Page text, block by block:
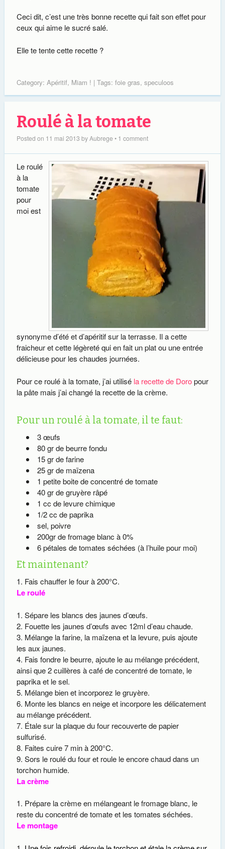
Ceci dit, c’est une très bonne recette qui fait son effet pour
ceux qui aime le sucré salé.
Elle te tente cette recette ?
Category: Apéritif, Miam ! | Tags: foie gras, speculoos
Roulé à la tomate
Posted on 11 mai 2013 byAubrege • 1 comment
Le roulé
à la
tomate
pour
moi est
synonyme d’été et d’apéritif sur la terrasse. Il a cette
fraicheur et cette légèreté qui en fait un plat ou une entrée
délicieuse pour les chaudes journées.
Pour ce roulé à la tomate, j’ai utilisé la recette de Doropour
la pâte mais j’ai changé la recette de la crème.
Pour un roulé à la tomate, il te faut:
3 œufs
80 gr de beurre fondu
15 gr de farine
25 gr de maïzena
1 petite boite de concentré de tomate
40 gr de gruyère râpé
1 cc de levure chimique
1/2 cc de paprika
sel, poivre
200gr de fromage blanc à 0%
6 pétales de tomates séchées (à l’huile pour moi)
Et maintenant?
Fais chauffer le four à 200°C.
Le roulé
Sépare les blancs des jaunes d’œufs.
Fouette les jaunes d’œufs avec 12ml d’eau chaude.
Mélange la farine, la maïzena et la levure, puis ajoute
les aux jaunes.
Fais fondre le beurre, ajoute le au mélange précédent,
ainsi que 2 cuillères à café de concentré de tomate, le
paprika et le sel.
Mélange bien et incorporez le gruyère.
Monte les blancs en neige et incorpore les délicatement
au mélange précédent.
Étale sur la plaque du four recouverte de papier
sulfurisé.
Faites cuire 7 min à 200°C.
Sors le roulé du four et roule le encore chaud dans un
torchon humide.
La crème
Prépare la crème en mélangeant le fromage blanc, le
reste du concentré de tomate et les tomates séchées.
Le montage